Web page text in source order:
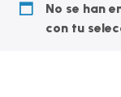
No se han
con tu